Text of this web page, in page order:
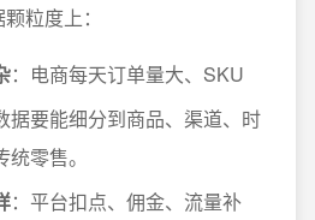
粒度上：
：电商每天订单量大、SKU
据要能细分到商品、渠道、时
零售。
：平台扣点、佣金、流量补